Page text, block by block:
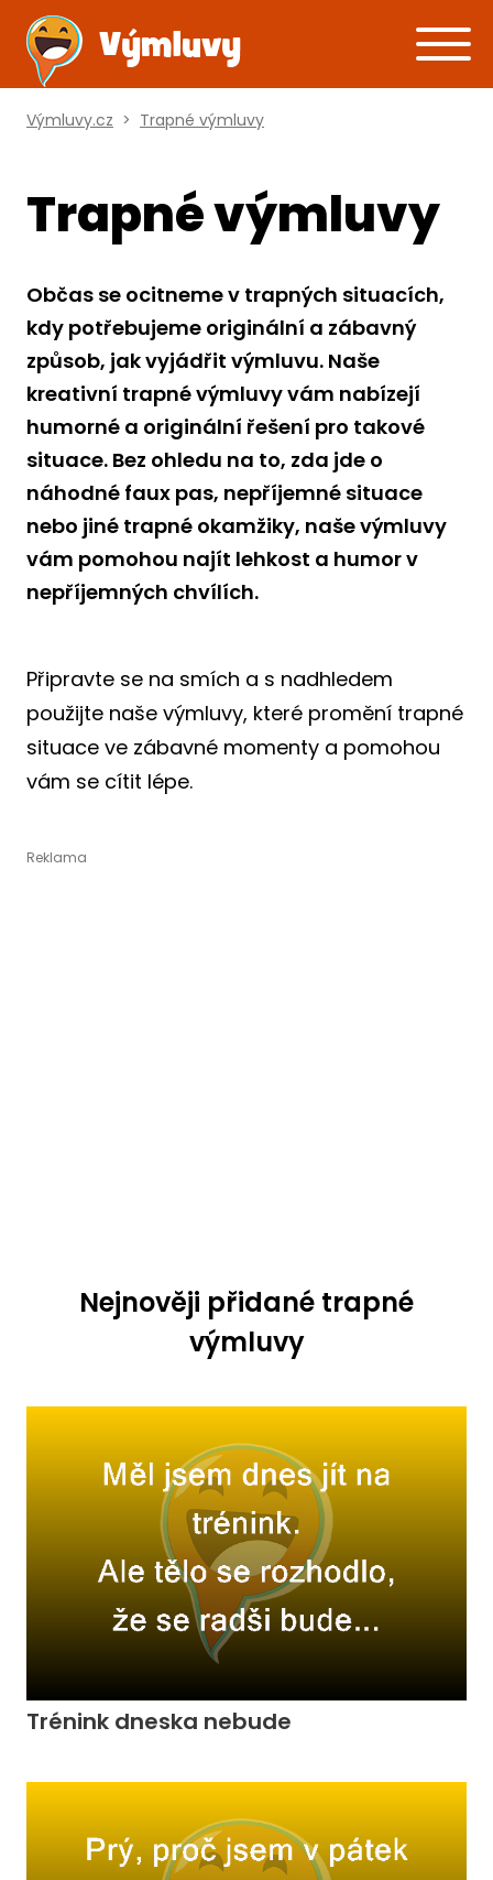
Výmluvy.cz > Trapné výmluvy
Trapné výmluvy
Občas se ocitneme v trapných situacích,
kdy potřebujeme originální a zábavný
způsob, jak vyjádřit výmluvu. Naše
kreativní trapné výmluvy vám nabízejí
humorné a originální řešení pro takové
situace. Bez ohledu na to, zda jde o
náhodné faux pas, nepříjemné situace
nebo jiné trapné okamžiky, naše výmluvy
vám pomohou najít lehkost a humor v
nepříjemných chvílích.
Připravte se na smích a s nadhledem
použijte naše výmluvy, které promění trapné
situace ve zábavné momenty a pomohou
vám se cítit lépe.
Nejnověji přidané trapné
výmluvy
Trénink dneska nebude